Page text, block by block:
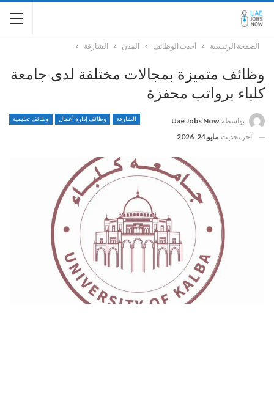
الصفحة الرئيسية أحدث الوظائف المدن الشارقة
وظائف متميزة بمجالات مختلفة لدى جامعة
كلباء برواتب محفزة
الشارقة وظائف إدارة أعمال وظائف تعليمية بواسطة Uae Jobs Now
آخر تحديث مايو 24, 2026